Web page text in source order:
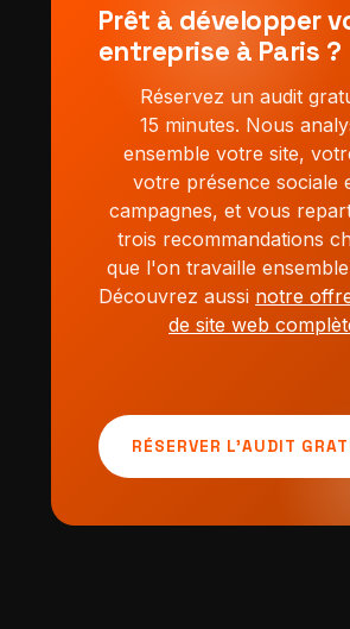
Prêt à développer
entreprise à Paris ?
Réservez un audit
15 minutes. Nous
ensemble votre site,
votre présence sociale
campagnes, et vous
trois recommandations
que l'on travaille
Découvrez aussi notre
de site web
RÉSERVER L'AUDIT